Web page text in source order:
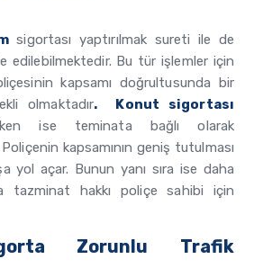
sigortası yaptırılmak sureti ile de
edilebilmektedir. Bu tür işlemler için
kapsamı doğrultusunda bir
olmaktadır. Konut sigortası
ise teminata bağlı olarak
kapsamının geniş tutulması
yol açar. Bunun yanı sıra ise daha
tazminat hakkı poliçe sahibi için
Zorunlu Trafik